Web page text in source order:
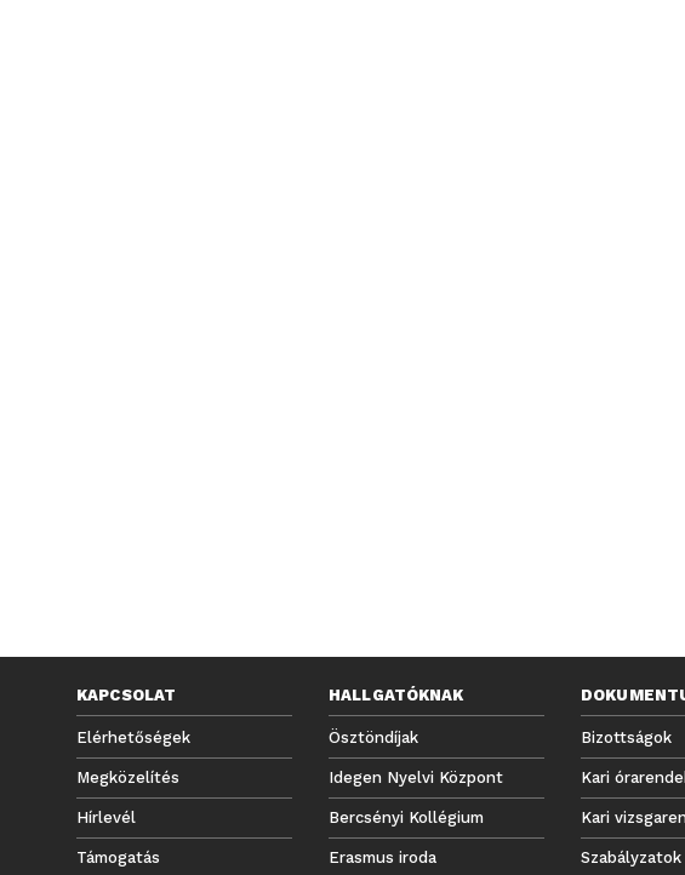
KAPCSOLAT
Elérhetőségek
Megközelítés
Hírlevél
Támogatás
HALLGATÓKNAK
Ösztöndíjak
Idegen Nyelvi Központ
Bercsényi Kollégium
Erasmus iroda
Bizottságok
Kari
Kari
Szabályzatok